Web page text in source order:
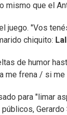
mismo que el
juego. "Vos
chiquito:
de humor
me frena / si
para "limar
Gerardo